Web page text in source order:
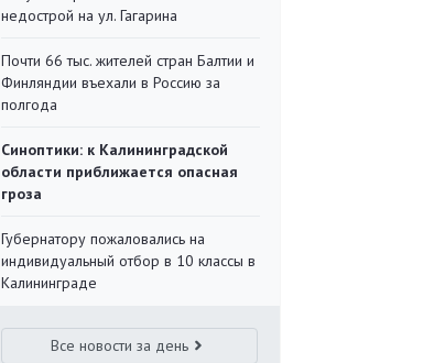
недострой на ул. Гагарина
Почти 66 тыс. жителей стран Балтии и
Финляндии въехали в Россию за
полгода
Синоптики: к Калининградской
области приближается опасная
гроза
Губернатору пожаловались на
индивидуальный отбор в 10 классы в
Калининграде
Все новости за день